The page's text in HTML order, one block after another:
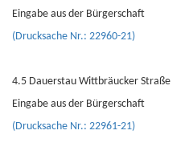
Eingabe aus der Bürgerschaft
(Drucksache Nr.: 22960-21)
4.5 Dauerstau Wittbräucker Straße
Eingabe aus der Bürgerschaft
(Drucksache Nr.: 22961-21)